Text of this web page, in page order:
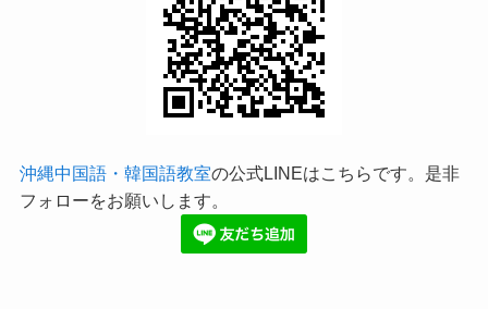
沖縄中国語・韓国語教室の公式LINEはこちらです。是非
フォローをお願いします。